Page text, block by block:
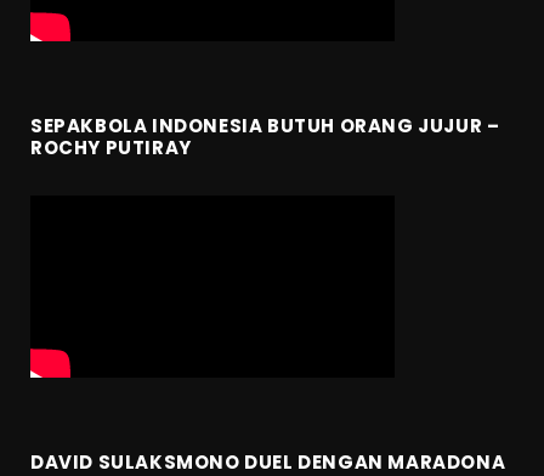
SEPAKBOLA INDONESIA BUTUH ORANG JUJUR –
ROCHY PUTIRAY
DAVID SULAKSMONO DUEL DENGAN MARADONA